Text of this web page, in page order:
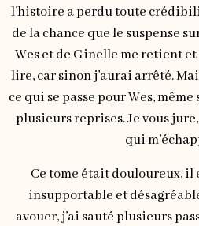
l’histoire a perdu toute
de la chance que le suspense
Wes et de Ginelle me retient
lire, car sinon j’aurai arrêté.
ce qui se passe pour Wes,
plusieurs reprises. Je vous
qui
Ce tome était douloureux, il
insupportable et
avouer, j’ai sauté plusieurs